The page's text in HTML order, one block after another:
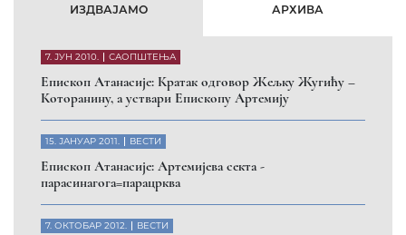
ИЗДВАЈАМО АРХИВА
7. ЈУН 2010. САОПШТЕЊА
Eпископ Атанасије: Кратак одговор Жељку Жугићу –
Которанину, а уствари Епископу Артемију
15. ЈАНУАР 2011. ВЕСТИ
Eпископ Атанасије: Артемијева секта -
парасинагога=парацрква
7. ОКТОБАР 2012. ВЕСТИ